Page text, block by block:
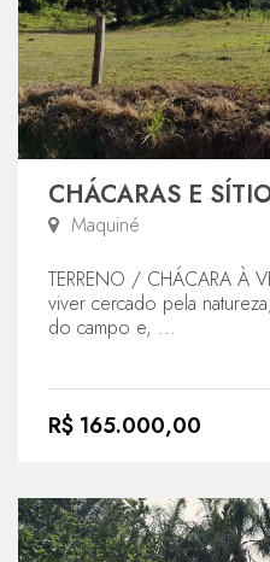
CHÁCARAS E
Maquiné
TERRENO / CHÁCARA À
viver cercado pela
do campo e, ...
R$ 165.000,00